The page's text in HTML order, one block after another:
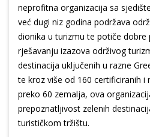
neprofitna organizacija sa
već dugi niz godina podržava
dionika u turizmu te potiče dobre
rješavanju izazova održivog
destinacija uključenih u razne
te kroz više od 160 certificiranih i
preko 60 zemalja, ova
prepoznatljivost zelenih
turističkom tržištu.